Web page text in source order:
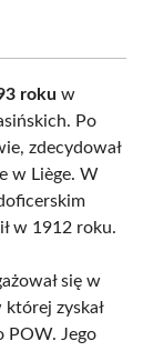
roku w
Po
zdecydował
w Liège. W
w 1912 roku.
się w
zyskał
POW. Jego